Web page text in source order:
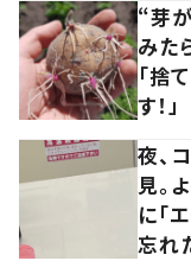
“芽
みた
「捨
す！」
夜、
見。
に「
忘れ